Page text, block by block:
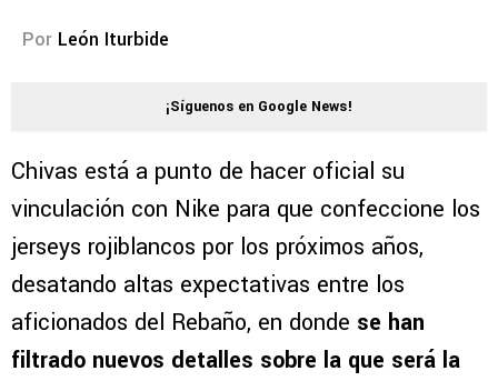
Por León Iturbide
¡Síguenos en Google News!
Chivas está a punto de hacer oficial su
vinculación con Nike para que confeccione los
jerseys rojiblancos por los próximos años,
desatando altas expectativas entre los
aficionados del Rebaño, en donde se han
filtrado nuevos detalles sobre la que será la